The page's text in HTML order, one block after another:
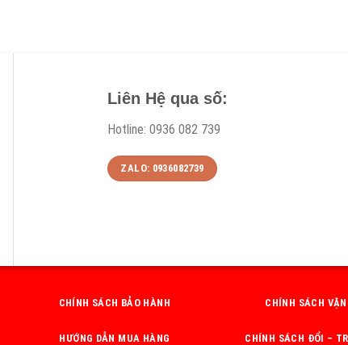
Liên Hệ qua số:
Hotline: 0936 082 739
ZALO: 0936082739
CHÍNH SÁCH BẢO HÀNH
HƯỚNG DẪN MUA HÀNG
CHÍNH SÁCH VẬN
CHÍNH SÁCH ĐỔI –